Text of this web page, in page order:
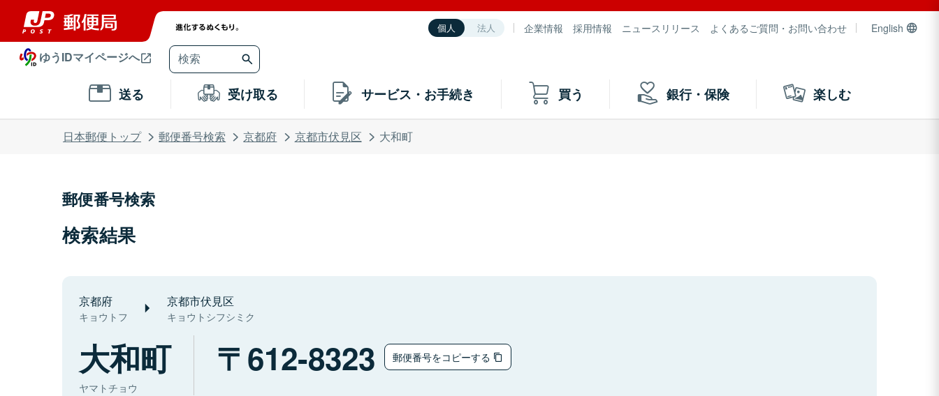
個人 法人 企業情報 採用情報 ニュースリリース よくあるご質問・お問い合わせ English
ゆうIDマイページへ
送る 受け取る サービス・お手続き 買う 銀行・保険 楽しむ
日本郵便トップ 郵便番号検索 京都府 京都市伏見区 大和町
郵便番号検索
検索結果
京都府
キョウトフ
京都市伏見区
キョウトシフシミク
大和町
ヤマトチョウ
612-8323 郵便番号をコピーする